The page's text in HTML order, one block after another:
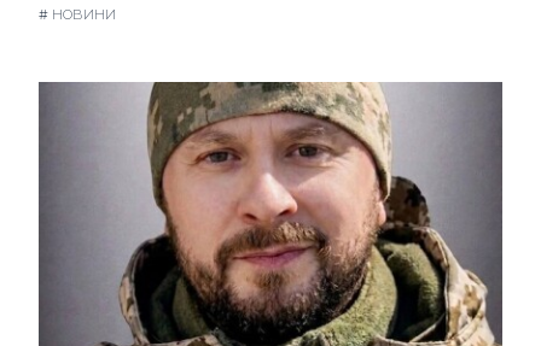
# НОВИНИ